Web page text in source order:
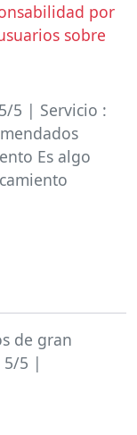
por
sobre
5 | Servicio :
Es algo
de gran
5/5 |